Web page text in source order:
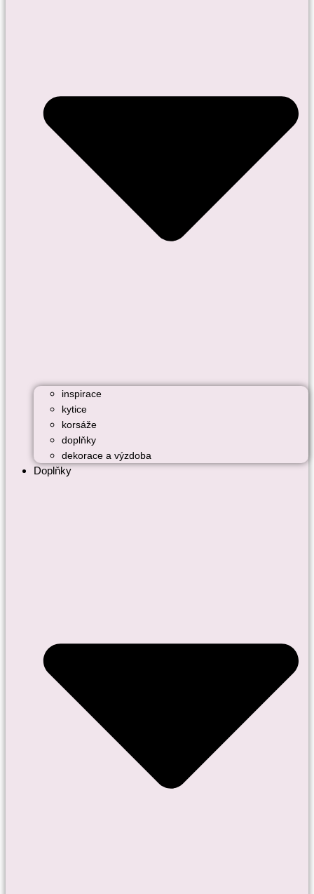
inspirace
kytice
korsáže
doplňky
dekorace a výzdoba
Doplňky